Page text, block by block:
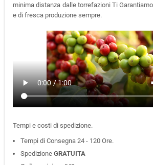
minima distanza dalle torrefazioni Ti
e di fresca produzione sempre.
Tempi e costi di spedizione.
Tempi di Consegna 24 - 120 Ore.
Spedizione GRATUITA